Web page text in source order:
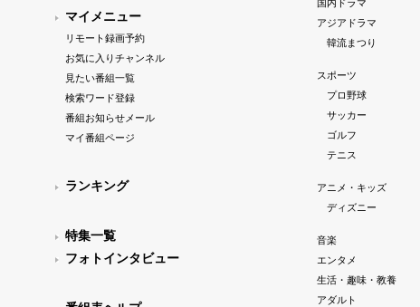
マイメニュー
リモート録画予約
お気に入りチャンネル
見たい番組一覧
検索ワード登録
番組お知らせメール
マイ番組ページ
ランキング
特集一覧
フォトインタビュー
国内ドラマ
アジアドラマ
韓流まつり
スポーツ
プロ野球
サッカー
ゴルフ
テニス
アニメ・キッズ
ディズニー
音楽
エンタメ
生活・趣味・教養
アダルト